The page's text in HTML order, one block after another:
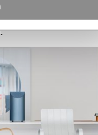
bringt Hydro die